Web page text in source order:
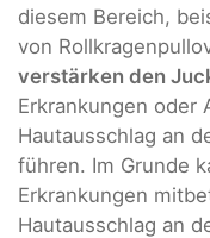
diesem Bereich,
von
verstärken den
Erkrankungen oder
Hautausschlag an
führen. Im Grunde
Erkrankungen
Hautausschlag an